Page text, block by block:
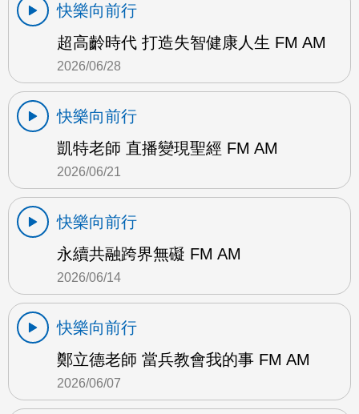
快樂向前行
超高齡時代 打造失智健康人生 FM AM
2026/06/28
快樂向前行
凱特老師 直播變現聖經 FM AM
2026/06/21
快樂向前行
永續共融跨界無礙 FM AM
2026/06/14
快樂向前行
鄭立德老師 當兵教會我的事 FM AM
2026/06/07